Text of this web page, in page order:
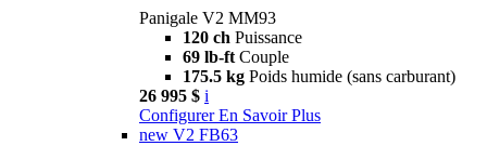
Panigale V2 MM93
120 ch Puissance
69 lb-ft Couple
175.5 kg Poids humide (sans carburant)
26 995 $ i
Configurer En Savoir Plus
new V2 FB63